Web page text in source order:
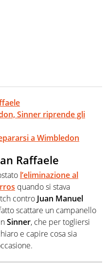
Sinner riprende gli
a Wimbledon
Raffaele
l’eliminazione al
quando si stava
contro Juan Manuel
scattare un campanello
Sinner, che per togliersi
e capire cosa sia